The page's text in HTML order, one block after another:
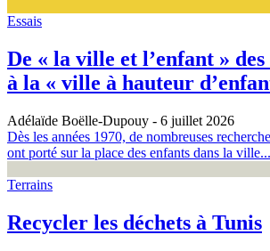
Essais
De « la ville et l’enfant » des
à la « ville à hauteur
Adélaïde Boëlle-Dupouy - 6 juillet 2026
Dès les années 1970, de nombreuses
ont porté sur la place des enfants dans la
Terrains
Recycler les déchets à Tunis